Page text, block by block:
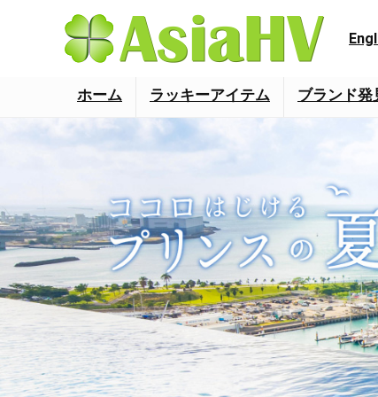
ホーム ラッキーアイテム ブランド発